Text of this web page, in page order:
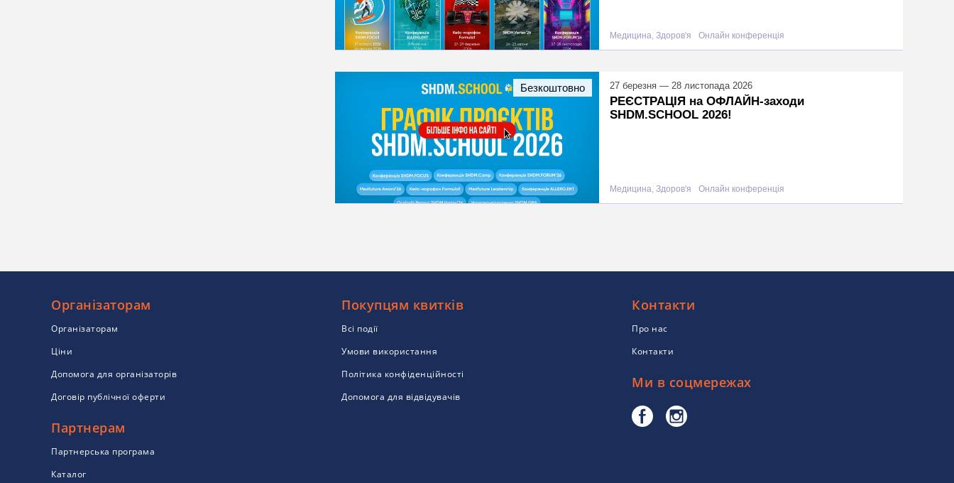
Медицина, Здоров'я Онлайн конференція
27 березня — 28 листопада 2026
РЕЄСТРАЦІЯ на ОФЛАЙН-заходи
SHDM.SCHOOL 2026!
Медицина, Здоров'я Онлайн конференція
Безкоштовно
Організаторам
Організаторам
Ціни
Допомога для організаторів
Договір публічної оферти
Партнерам
Партнерська програма
Каталог
Покупцям квитків
Всі події
Умови використання
Політика конфіденційності
Допомога для відвідувачів
Контакти
Про нас
Контакти
Ми в соцмережах